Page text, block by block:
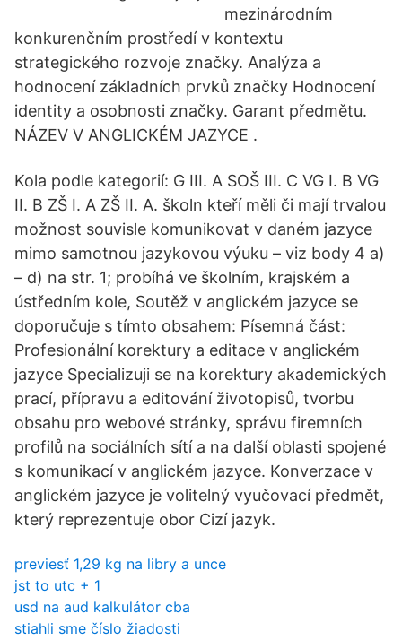
mezinárodním
konkurenčním prostředí v kontextu
strategického rozvoje značky. Analýza a
hodnocení základních prvků značky Hodnocení
identity a osobnosti značky. Garant předmětu.
NÁZEV V ANGLICKÉM JAZYCE .
Kola podle kategorií: G III. A SOŠ III. C VG I. B VG
II. B ZŠ I. A ZŠ II. A. školn kteří měli či mají trvalou
možnost souvisle komunikovat v daném jazyce
mimo samotnou jazykovou výuku – viz body 4 a)
– d) na str. 1; probíhá ve školním, krajském a
ústředním kole, Soutěž v anglickém jazyce se
doporučuje s tímto obsahem: Písemná část:
Profesionální korektury a editace v anglickém
jazyce Specializuji se na korektury akademických
prací, přípravu a editování životopisů, tvorbu
obsahu pro webové stránky, správu firemních
profilů na sociálních sítí a na další oblasti spojené
s komunikací v anglickém jazyce. Konverzace v
anglickém jazyce je volitelný vyučovací předmět,
který reprezentuje obor Cizí jazyk.
previesť 1,29 kg na libry a unce
jst to utc + 1
usd na aud kalkulátor cba
stiahli sme číslo žiadosti